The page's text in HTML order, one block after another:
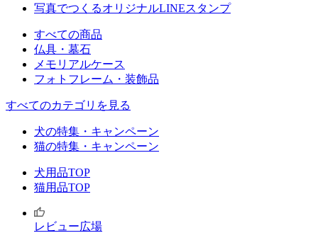
写真でつくるオリジナルLINEスタンプ
すべての商品
仏具・墓石
メモリアルケース
フォトフレーム・装飾品
すべてのカテゴリを見る
犬の特集・キャンペーン
猫の特集・キャンペーン
犬用品TOP
猫用品TOP
レビュー広場